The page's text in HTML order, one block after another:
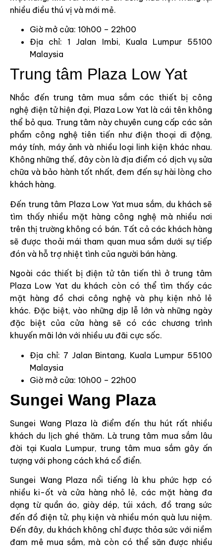
nhiều điều thú vị và mới mẻ.
Giờ mở cửa: 10h00 – 22h00
Địa chỉ: 1 Jalan Imbi, Kuala Lumpur 55100
Malaysia
Trung tâm Plaza Low Yat
Nhắc đến trung tâm mua sắm các thiết bị công
nghệ điện tử hiện đại, Plaza Low Yat là cái tên không
thể bỏ qua. Trung tâm này chuyên cung cấp các sản
phẩm công nghệ tiên tiến như điện thoại di động,
máy tính, máy ảnh và nhiều loại linh kiện khác nhau.
Không những thế, đây còn là địa điểm có dịch vụ sửa
chữa và bảo hành tốt nhất, đem đến sự hài lòng cho
khách hàng.
Đến trung tâm Plaza Low Yat mua sắm, du khách sẽ
tìm thấy nhiều mặt hàng công nghệ mà nhiều nơi
trên thị trường không có bán. Tất cả các khách hàng
sẽ được thoải mái tham quan mua sắm dưới sự tiếp
đón và hỗ trợ nhiệt tình của người bán hàng.
Ngoài các thiết bị điện tử tân tiến thì ở trung tâm
Plaza Low Yat du khách còn có thể tìm thấy các
mặt hàng đồ chơi công nghệ và phụ kiện nhỏ lẻ
khác. Đặc biệt, vào những dịp lễ lớn và những ngày
đặc biệt của cửa hàng sẽ có các chương trình
khuyến mãi lớn với nhiều ưu đãi cực sốc.
Địa chỉ: 7 Jalan Bintang, Kuala Lumpur 55100
Malaysia
Giờ mở cửa: 10h00 – 22h00
Sungei Wang Plaza
Sungei Wang Plaza là điểm đến thu hút rất nhiều
khách du lịch ghé thăm. Là trung tâm mua sắm lâu
đời tại Kuala Lumpur, trung tâm mua sắm gây ấn
tượng với phong cách khá cổ điển.
Sungei Wang Plaza nổi tiếng là khu phức hợp có
nhiều ki-ốt và cửa hàng nhỏ lẻ, các mặt hàng đa
dạng từ quần áo, giày dép, túi xách, đồ trang sức
đến đồ điện tử, phụ kiện và nhiều món quà lưu niệm.
Đến đây, du khách không chỉ được thỏa sức với niềm
đam mê mua sắm, mà còn có thể săn được nhiều